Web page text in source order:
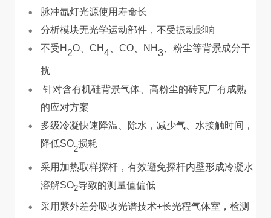
脉冲氙灯光源使用寿命长
分析模块无光学运动部件，不受振动影响
不受H 2O、CH4 、CO、NH3 、粉尘等背景成分干
扰
针对含有机硅背景气体、高粉尘的砖瓦厂有成熟
的应对方案
多级冷凝快速降温、除水，减少气、水接触时间，
降低SO
2
损耗
采用加热取样探杆，有效避免探杆内壁形成冷凝水
溶解SO2导致的测量值偏低
采用紫外差分吸收光谱技术+长光程气体室，检测